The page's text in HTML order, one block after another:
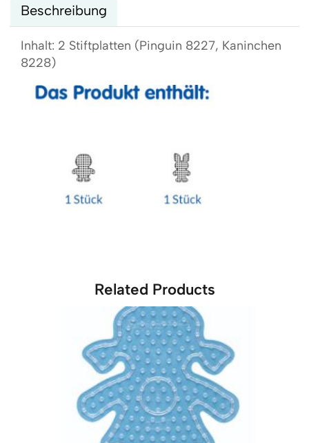
Beschreibung
Inhalt: 2 Stiftplatten (Pinguin 8227, Kaninchen
8228)
Related Products